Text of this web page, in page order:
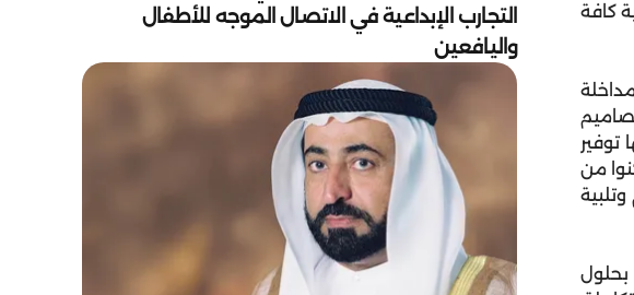
كافة
بما فيها توفير
من
بحلول
التجارب الإبداعية في الاتصال الموجه للأطفال
واليافعين